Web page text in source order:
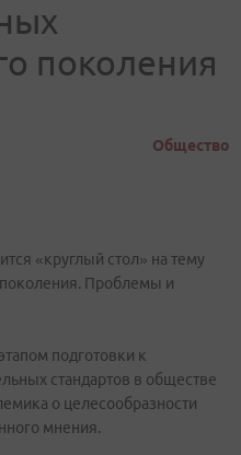
поколения
Общество
«круглый стол» на тему
поколения. Проблемы и
подготовки к
стандартов в обществе
о целесообразности
мнения.